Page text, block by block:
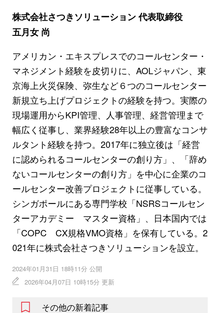
株式会社さつきソリューション 代表取締役
五月女 尚
アメリカン・エキスプレスでのコールセンター・
マネジメント経験を皮切りに、AOLジャパン、東
京海上火災保険、弥生など６つのコールセンター
新規立ち上げプロジェクトの経験を持つ。実際の
現場運用からKPI管理、人事管理、経営管理まで
幅広く従事し、業界経験28年以上の豊富なコンサ
ルタント経験を持つ。2017年に独立後は「経営
に認められるコールセンターの創り方」、「辞め
ないコールセンターの創り方」を中心に企業のコ
ールセンター改善プロジェクトに従事している。
シンガポールにある専門学校「NSRSコールセン
ターアカデミー マスター資格」、日本国内では
「COPC CX規格VMO資格」を保有している。2
021年に株式会社さつきソリューションを設立。
2024年01月31日 18時11分 公開
2026年04月07日 10時15分 更新
その他の新着記事